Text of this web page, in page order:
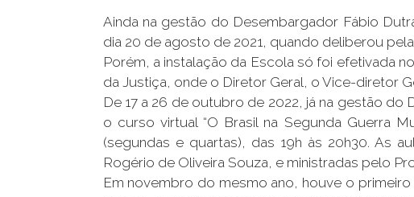
Ainda na gestão do Desembargador Fábio
dia 20 de agosto de 2021, quando deliberou
Porém, a instalação da Escola só foi efetivada
da Justiça, onde o Diretor Geral, o Vice-diretor
De 17 a 26 de outubro de 2022, já na gestão
o curso virtual “O Brasil na Segunda Guerra
(segundas e quartas), das 19h às 20h30. As
Rogério de Oliveira Souza, e ministradas pelo
Em novembro do mesmo ano, houve o